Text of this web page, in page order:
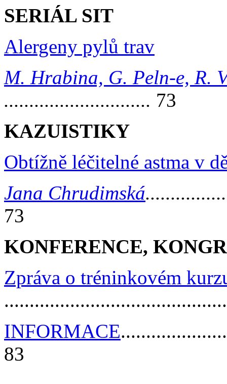
SERIÁL SIT
Alergeny pylů trav
M. Hrabina, G. Peln-e, R.
............................. 73
KAZUISTIKY
Obtížně léčitelné astma v
Jana Chrudimská
73
KONFERENCE,
Zpráva o tréninkovém
INFORMACE
83